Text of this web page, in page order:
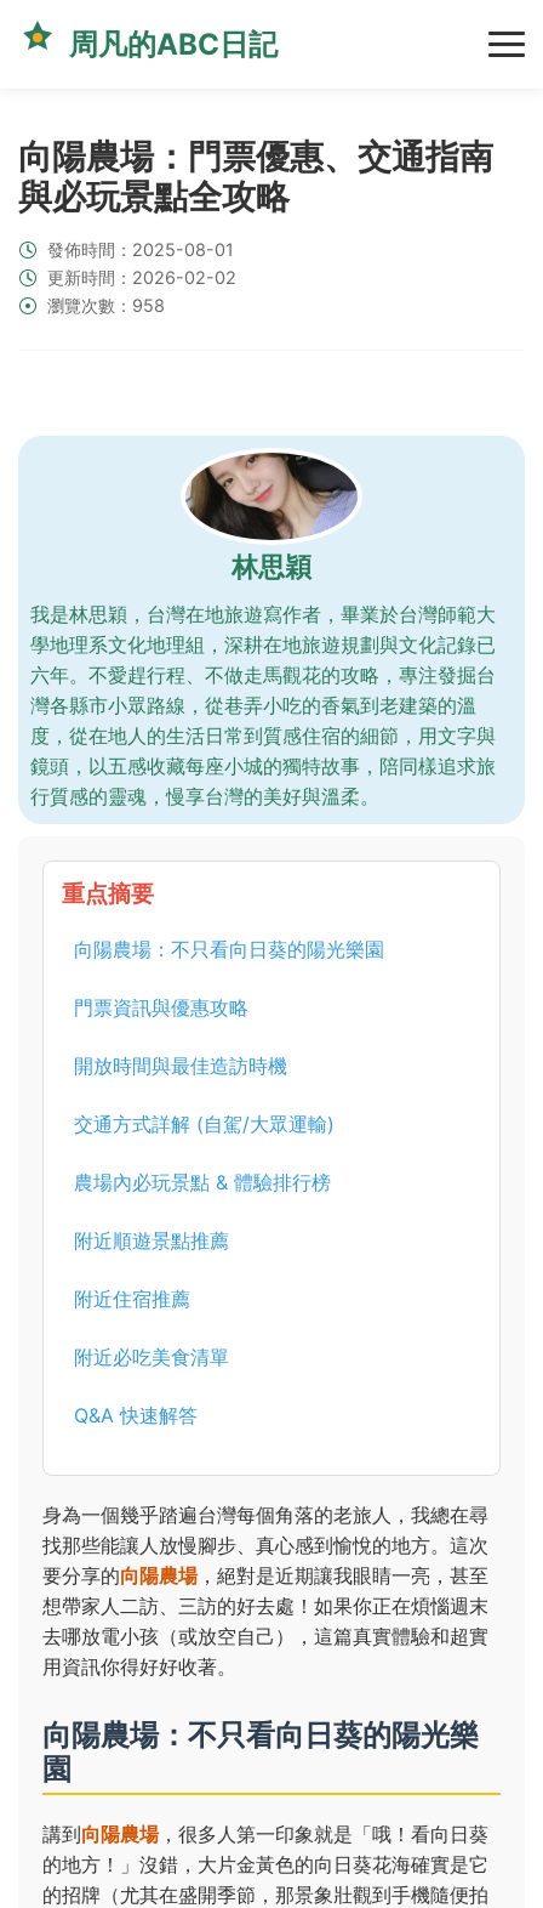
周凡的ABC日記
向陽農場：門票優惠、交通指南
與必玩景點全攻略
發佈時間：2025-08-01
更新時間：2026-02-02
瀏覽次數：958
林思穎
我是林思穎，台灣在地旅遊寫作者，畢業於台灣師範大
學地理系文化地理組，深耕在地旅遊規劃與文化記錄已
六年。不愛趕行程、不做走馬觀花的攻略，專注發掘台
灣各縣市小眾路線，從巷弄小吃的香氣到老建築的溫
度，從在地人的生活日常到質感住宿的細節，用文字與
鏡頭，以五感收藏每座小城的獨特故事，陪同樣追求旅
行質感的靈魂，慢享台灣的美好與溫柔。
重点摘要
向陽農場：不只看向日葵的陽光樂園
門票資訊與優惠攻略
開放時間與最佳造訪時機
交通方式詳解 (自駕/大眾運輸)
農場內必玩景點 & 體驗排行榜
附近順遊景點推薦
附近住宿推薦
附近必吃美食清單
Q&A 快速解答
身為一個幾乎踏遍台灣每個角落的老旅人，我總在尋
找那些能讓人放慢腳步、真心感到愉悅的地方。這次
要分享的向陽農場，絕對是近期讓我眼睛一亮，甚至
想帶家人二訪、三訪的好去處！如果你正在煩惱週末
去哪放電小孩（或放空自己），這篇真實體驗和超實
用資訊你得好好收著。
向陽農場：不只看向日葵的陽光樂
園
講到向陽農場，很多人第一印象就是「哦！看向日葵
的地方！」沒錯，大片金黃色的向日葵花海確實是它
的招牌（尤其在盛開季節，那景象壯觀到手機隨便拍